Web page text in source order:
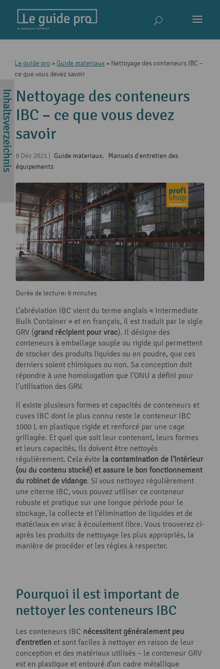
Le guide pro » Guide materiaux » Nettoyage des conteneurs IBC –
ce que vous devez savoir
Nettoyage des conteneurs
IBC – ce que vous devez
savoir
8 Déc 2021 Guide materiaux, Manuels d'entretien des
équipements
Durée de lecture: 6 minutes
L’abréviation IBC vient du terme anglais « Intermediate
Bulk Container » et en français, il est traduit par le sigle
GRV (grand récipient pour vrac). Il désigne des
conteneurs à emballage souple ou rigide qui permettent
de stocker des produits liquides ou en poudre, que ces
derniers soient chimiques ou non. Sa conception doit
répondre à une homologation que l’ONU a défini pour
l’utilisation des GRV.
Il existe plusieurs formes et capacités de conteneurs et
cuves IBC dont le plus connu reste le conteneur IBC
1000 L en plastique rigide et renforcé par une cage
grillagée. Et quel que soit leur contenant, leurs formes
et leurs capacités, ils doivent être nettoyés
régulièrement. Cela évite la contamination de l’intérieur
(ou du contenu stocké) et assure le bon fonctionnement
du robinet de vidange. Si vous nettoyez régulièrement
une citerne IBC, vous pouvez utiliser ce conteneur
robuste et pratique sur une longue période pour le
stockage, la collecte et l’élimination de liquides et de
matériaux en vrac à écoulement libre. Vous trouverez ci-
après les produits de nettoyage les plus appropriés, la
manière de procéder et les règles à respecter.
Pourquoi il est important de
nettoyer les conteneurs IBC
Les conteneurs IBC nécessitent généralement peu
d’entretien et sont faciles à nettoyer en raison de leur
conception et des matériaux utilisés – le conteneur GRV
est en plastique et entouré d’un cadre métallique